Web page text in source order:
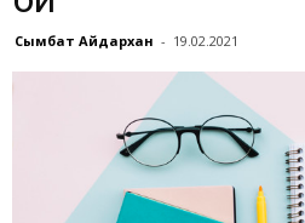
Сымбат Айдархан - 19.02.2021